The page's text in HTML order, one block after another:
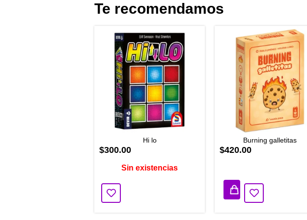
Te recomendamos
Hi lo
$300.00
Sin existencias
Burning galletitas
$420.00